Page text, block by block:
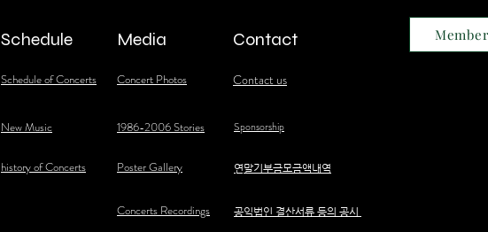
Schedule
Schedule of Concerts
Media
Concert Photos
Contact
Contact us
New Music 1986-2006 Stories Sponsorship
history of Concerts Poster Gallery ​연말기부금모금액내역
Concerts Recordings 공익법인 결산서류 등의 공시